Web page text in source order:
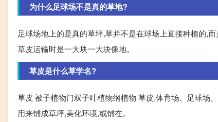
为什么足球场不是真的草地?
足球场地上的是真的草坪,草并不是在球场上直接种植的,
草皮运输时是一大块一大块像地。
草皮是什么草学名?
草皮 被子植物门双子叶植物纲植物 草皮,体育场、足球场
用来铺成草坪,美化环境,或铺在。